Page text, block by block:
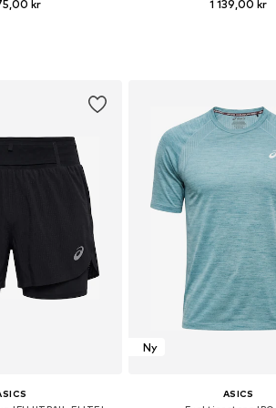
kr 1 139,00 kr
Ny
ASICS